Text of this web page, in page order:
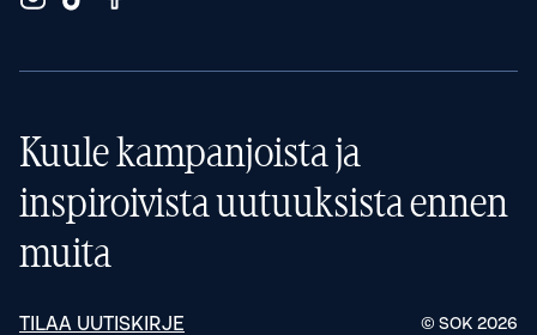
Kuule kampanjoista ja
inspiroivista uutuuksista ennen
muita
TILAA UUTISKIRJE © SOK 2026